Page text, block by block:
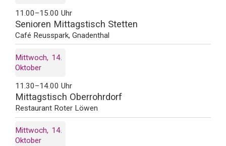
11.00–15.00 Uhr
Senioren Mittagstisch Stetten
Café Reusspark, Gnadenthal
Mittwoch
14
Oktober
11.30–14.00 Uhr
Mittagstisch Oberrohrdorf
Restaurant Roter Löwen
Mittwoch
14
Oktober